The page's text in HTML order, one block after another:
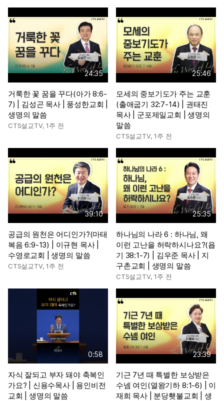
24:35
거룩한 꽃 꿈을 꾸다(아가 8:6-
7) | 김성곤 목사 | 풍성한교회 |
생명의 말씀
CTS설교TV,1주 전
25:46
모세의 중보기도가 주는 교훈
(출애굽기 32:7-14) | 권태진
목사 | 군포제일교회 | 생명의
말씀
CTS설교TV,1주 전
39:10
공급의 원천은 어디인가?(마태
복음 6:9-13) | 이규현 목사 |
수영로교회 | 생명의 말씀
CTS설교TV,1주 전
25:35
하나님의 나라 6 : 하나님, 왜
이런 고난을 허락하시나요?(욥
기 38:1-7) | 김우준 목사 | 지
구촌교회 | 생명의 말씀
CTS설교TV,1주 전
0:58
자식 잘되고 부자 돼야 축복인
가요? | 신용수목사 | 용인비전
교회 | 생명의 말씀
23:39
기근 7년 때 특별한 보상받은
수넴 여인(열왕기하 8:1-6) | 이
재희 목사 | 분당횃불교회 | 생